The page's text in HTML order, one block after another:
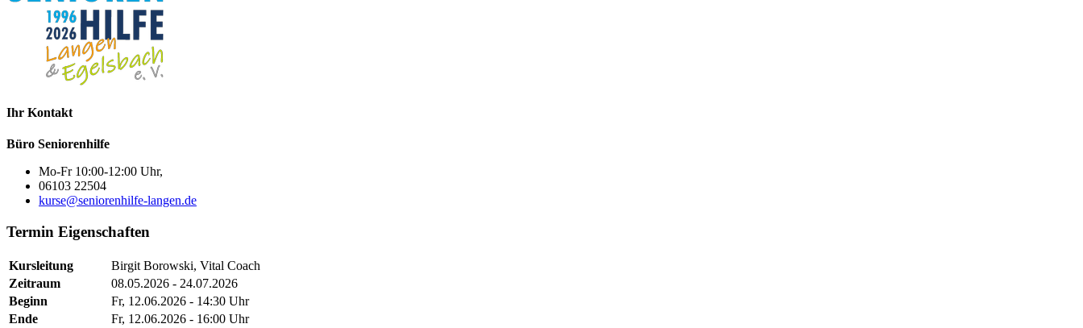
Ihr Kontakt
Büro Seniorenhilfe
Mo-Fr 10:00-12:00 Uhr,
06103 22504
kurse@seniorenhilfe-langen.de
Termin Eigenschaften
Kursleitung
Birgit Borowski, Vital Coach
Zeitraum
08.05.2026 - 24.07.2026
Beginn
Fr, 12.06.2026 - 14:30 Uhr
Ende
Fr, 12.06.2026 - 16:00 Uhr